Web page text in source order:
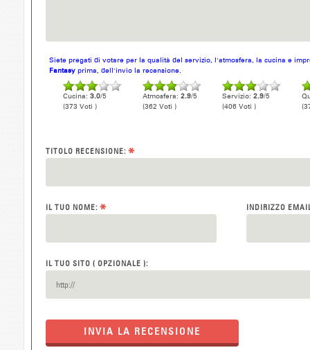
Siete pregati di votare per la qualità del servizio, l'atmosfera, la cucina e
Fantasy prima, dell'invio la recensione.
Cucina: 3.0/5
(373 Voti )
Atmosfera: 2.9/5
(362 Voti )
Servizio: 2.9/5
(406 Voti )
TITOLO RECENSIONE: *
IL TUO NOME: * INDIRIZZO
IL TUO SITO ( OPZIONALE ):
INVIA LA RECENSIONE